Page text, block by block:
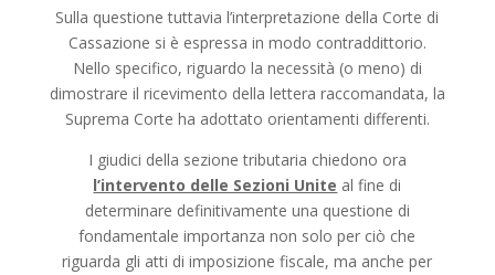
Sulla questione tuttavia l’interpretazione della Corte di
Cassazione si è espressa in modo contraddittorio.
Nello specifico, riguardo la necessità (o meno) di
dimostrare il ricevimento della lettera raccomandata, la
Suprema Corte ha adottato orientamenti differenti.
I giudici della sezione tributaria chiedono ora
l’intervento delle Sezioni Unite al fine di
determinare definitivamente una questione di
fondamentale importanza non solo per ciò che
riguarda gli atti di imposizione fiscale, ma anche per